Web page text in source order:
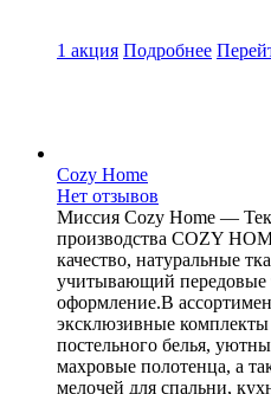
1 акция Подробнее
Cozy Home
Нет отзывов
Миссия Cozy Home —
производства COZY
качество, натуральные
учитывающий передовые
оформление.В
эксклюзивные
постельного белья,
махровые полотенца, а
мелочей для спальни,